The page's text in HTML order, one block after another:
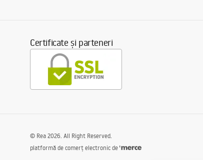
Certificate și parteneri
© Rea 2026. All Right Reserved.
platformă de comerț electronic de